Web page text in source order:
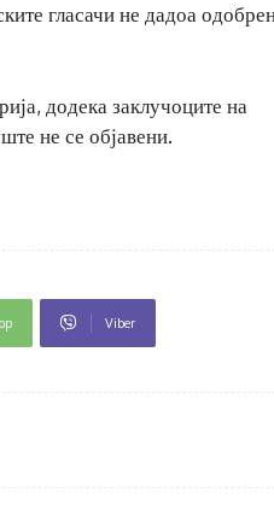
гласачи не дадоа
додека заклучоците на
не се објавени.
Viber